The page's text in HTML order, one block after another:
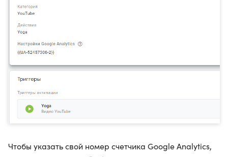
Чтобы указать свой номер счетчика Google Analytics,